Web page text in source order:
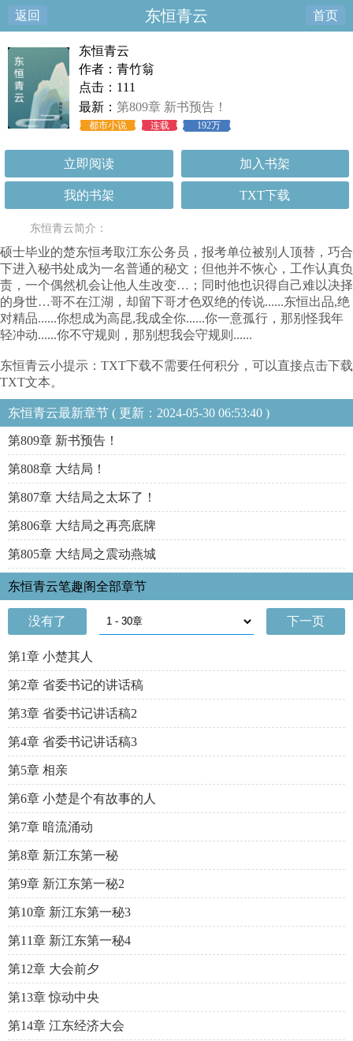
返回 东恒青云 首页
东恒青云
作者：青竹翁
点击：111
最新： 第809章 新书预告！
都市小说 连载 192万
立即阅读 加入书架
我的书架 TXT下载
东恒青云简介：
硕士毕业的楚东恒考取江东公务员，报考单位被别人顶替，巧合
下进入秘书处成为一名普通的秘文；但他并不恢心，工作认真负
责，一个偶然机会让他人生改变…；同时他也识得自己难以决择
的身世…哥不在江湖，却留下哥才色双绝的传说......东恒出品,绝
对精品......你想成为高昆,我成全你......你一意孤行，那别怪我年
轻冲动......你不守规则，那别想我会守规则......
东恒青云小提示：TXT下载不需要任何积分，可以直接点击下载
TXT文本。
东恒青云最新章节 ( 更新：2024-05-30 06:53:40 )
第809章 新书预告！
第808章 大结局！
第807章 大结局之太坏了！
第806章 大结局之再亮底牌
第805章 大结局之震动燕城
东恒青云笔趣阁全部章节
没有了 下一页
第1章 小楚其人
第2章 省委书记的讲话稿
第3章 省委书记讲话稿2
第4章 省委书记讲话稿3
第5章 相亲
第6章 小楚是个有故事的人
第7章 暗流涌动
第8章 新江东第一秘
第9章 新江东第一秘2
第10章 新江东第一秘3
第11章 新江东第一秘4
第12章 大会前夕
第13章 惊动中央
第14章 江东经济大会